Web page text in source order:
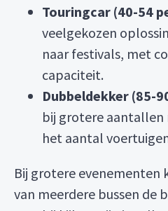
Touringcar (40-54
veelgekozen
naar festivals, met
capaciteit.
Dubbeldekker (85-
bij grotere aantallen
het aantal
Bij grotere evenementen
van meerdere bussen de